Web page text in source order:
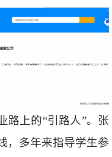
路上的“引路人”。张
，多年来指导学生参